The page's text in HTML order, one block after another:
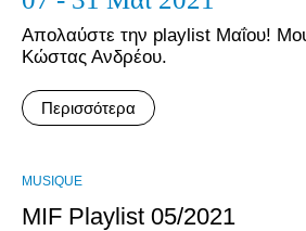
Απολαύστε την playlist Μαΐου!
Κώστας Ανδρέου.
Περισσότερα
MUSIQUE
MIF Playlist 05/2021